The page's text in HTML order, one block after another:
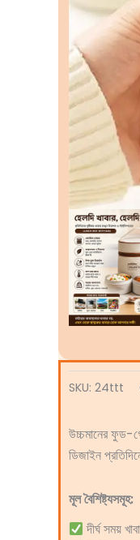
SKU: 24ttt
উচ্চমানের ফুড-
ডিজাইন
মূল বৈশিষ্ট্যসমূহ:
দীর্ঘ সময়